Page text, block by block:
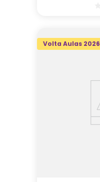
Volta Aulas 2026